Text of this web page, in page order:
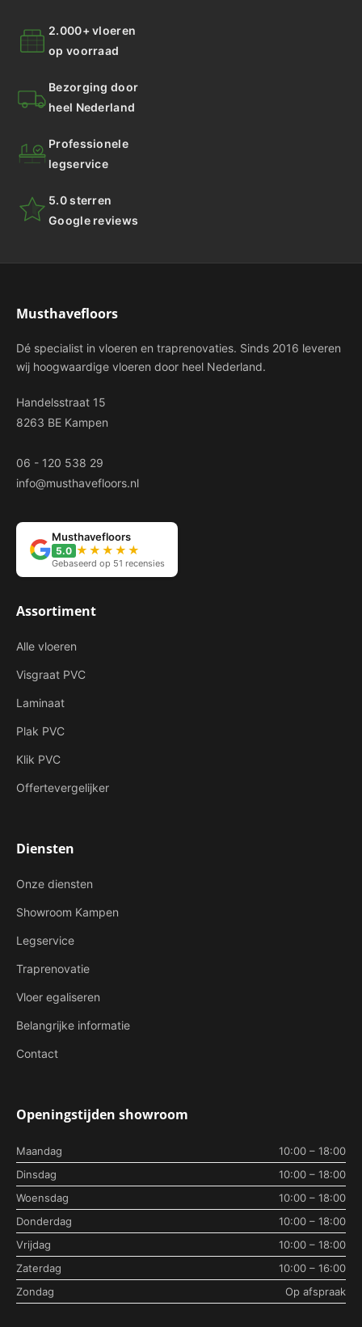
2.000+ vloeren
op voorraad
Bezorging door
heel Nederland
Professionele
legservice
5.0 sterren
Google reviews
Musthavefloors
Dé specialist in vloeren en traprenovaties. Sinds 2016 leveren
wij hoogwaardige vloeren door heel Nederland.
Handelsstraat 15
8263 BE Kampen
06 - 120 538 29
info@musthavefloors.nl
Musthavefloors
5.0 ★★★★★
Gebaseerd op 51 recensies
Assortiment
Alle vloeren
Visgraat PVC
Laminaat
Plak PVC
Klik PVC
Offertevergelijker
Diensten
Onze diensten
Showroom Kampen
Legservice
Traprenovatie
Vloer egaliseren
Belangrijke informatie
Contact
Openingstijden showroom
Maandag
10:00 – 18:00
Dinsdag
10:00 – 18:00
Woensdag
10:00 – 18:00
Donderdag
10:00 – 18:00
Vrijdag
10:00 – 18:00
Zaterdag
10:00 – 16:00
Zondag
Op afspraak